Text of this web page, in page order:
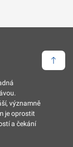
významně
je oprostit
a čekání
Zpět